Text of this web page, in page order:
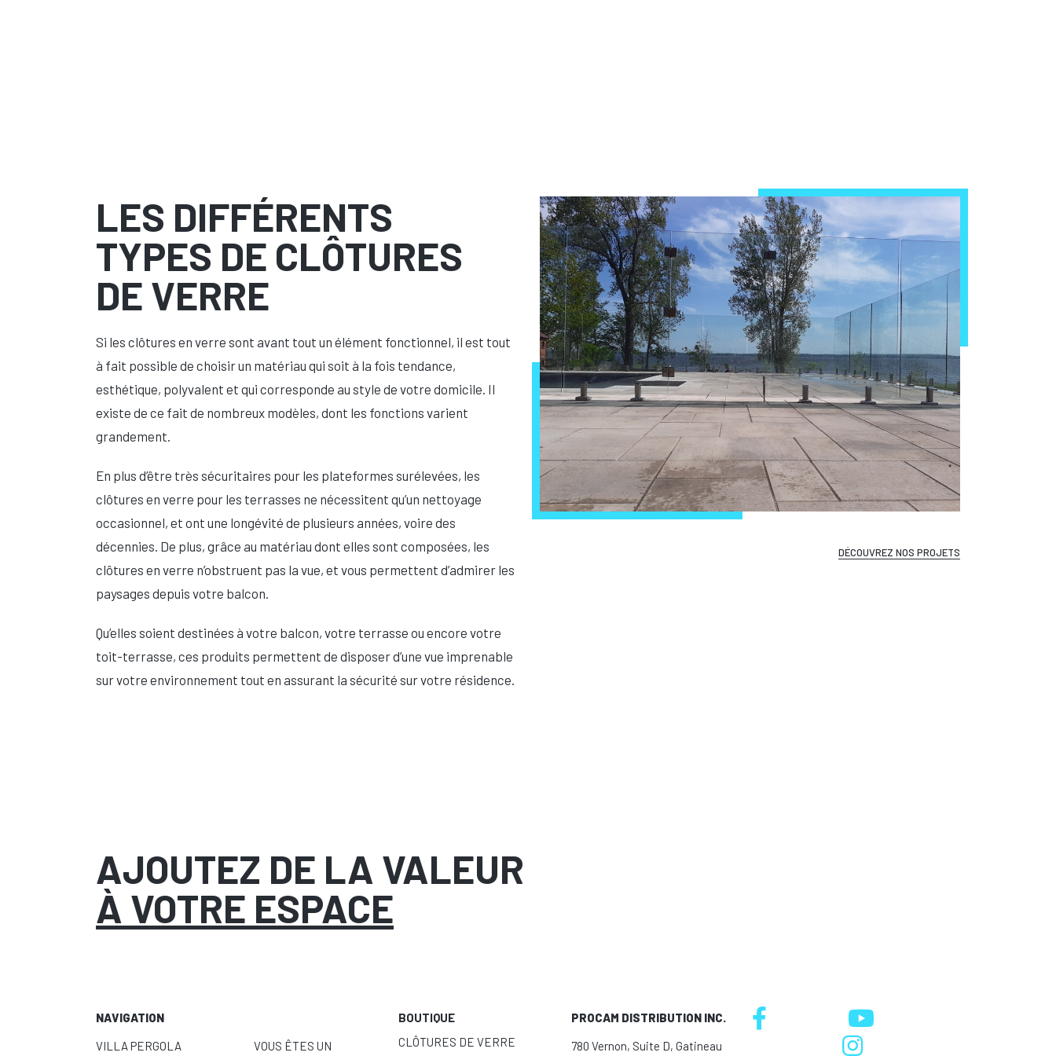
LES DIFFÉRENTS
TYPES DE CLÔTURES
DE VERRE
Si les clôtures en verre sont avant tout un élément fonctionnel, il est tout
à fait possible de choisir un matériau qui soit à la fois tendance,
esthétique, polyvalent et qui corresponde au style de votre domicile. Il
existe de ce fait de nombreux modèles, dont les fonctions varient
grandement.
En plus d’être très sécuritaires pour les plateformes surélevées, les
clôtures en verre pour les terrasses ne nécessitent qu’un nettoyage
occasionnel, et ont une longévité de plusieurs années, voire des
décennies. De plus, grâce au matériau dont elles sont composées, les
clôtures en verre n’obstruent pas la vue, et vous permettent d’admirer les
paysages depuis votre balcon.
Qu’elles soient destinées à votre balcon, votre terrasse ou encore votre
toit-terrasse, ces produits permettent de disposer d’une vue imprenable
sur votre environnement tout en assurant la sécurité sur votre résidence.
DÉCOUVREZ NOS PROJETS
AJOUTEZ DE LA VALEUR
À VOTRE ESPACE
NAVIGATION
VILLA PERGOLA
VOUS ÊTES UN
BOUTIQUE
CLÔTURES DE VERRE
PROCAM DISTRIBUTION INC.
780 Vernon, Suite D, Gatineau